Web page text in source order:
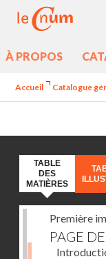
À PROPOS
Accueil Catalogue
TABLE
DES
MATIÈRES
Première
PAGE